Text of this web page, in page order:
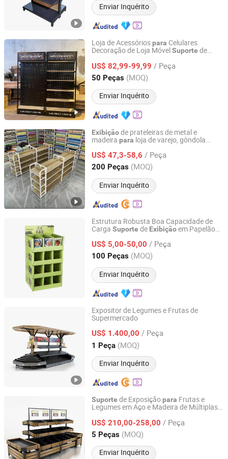
Enviar Inquérito
Loja de Acessóriospara Celulares
Decoração de Loja Móvel Suporte de
US$ 82,99-99,99 / Peça
50 Peças (MOQ)
Enviar Inquérito
Zhongshan Mingtang Display Products Co., Ltd.
Guangdong, China Desde 2024
Exibiçãode prateleiras de metal e
madeira para loja de varejo, gôndola
US$ 47,3-58,6 / Peça
200 Peças (MOQ)
Enviar Inquérito
Xiamen Vision Store Fixture
Fujian, China Desde 2023
Estrutura Robusta Boa Capacidade de
Carga Suporte de Exibiçãoem Papelão
Cosméticos
US$ 5,00-50,00 / Peça
100 Peças (MOQ)
Enviar Inquérito
Ningbo Yuteng Packing Products Co., Ltd.
Zhejiang, China Desde 2026
Expositor de Legumes e Frutas de
Supermercado
US$ 1.400,00 / Peça
1 Peça (MOQ)
Enviar Inquérito
Suzhou Highbright Store Fixtures Co., Ltd.
Jiangsu, China Desde 2012
Suporte de Exposiçãopara Frutas e
Legumes em Aço e Madeira de Múltiplas
US$ 210,00-258,00 / Peça
5 Peças (MOQ)
Enviar Inquérito
Suzhou Highbright Enterprise Limited
Jiangsu, China Desde 2012